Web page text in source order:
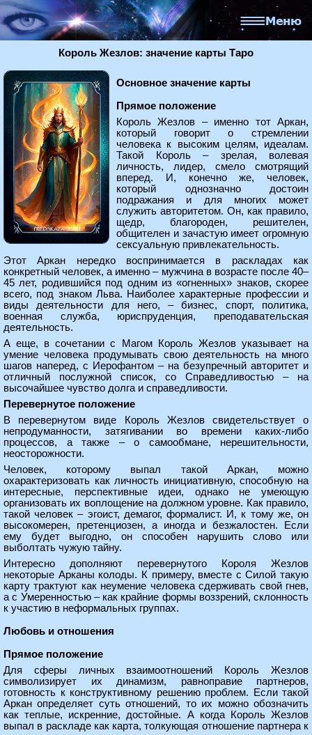
Король Жезлов: значение карты Таро
Основное значение карты
Прямое положение
Король Жезлов – именно тот Аркан,
который говорит о стремлении
человека к высоким целям, идеалам.
Такой Король – зрелая, волевая
личность, лидер, смело смотрящий
вперед. И, конечно же, человек,
который однозначно достоин
подражания и для многих может
служить авторитетом. Он, как правило,
щедр, благороден, решителен,
общителен и зачастую имеет огромную
сексуальную привлекательность.
Этот Аркан нередко воспринимается в раскладах как
конкретный человек, а именно – мужчина в возрасте после 40–
45 лет, родившийся под одним из «огненных» знаков, скорее
всего, под знаком Льва. Наиболее характерные профессии и
виды деятельности для него, – бизнес, спорт, политика,
военная служба, юриспруденция, преподавательская
деятельность.
А еще, в сочетании с Магом Король Жезлов указывает на
умение человека продумывать свою деятельность на много
шагов наперед, с Иерофантом – на безупречный авторитет и
отличный послужной список, со Справедливостью – на
высочайшее чувство долга и справедливости.
Перевернутое положение
В перевернутом виде Король Жезлов свидетельствует о
непродуманности, затягивании во времени каких-либо
процессов, а также – о самообмане, нерешительности,
неосторожности.
Человек, которому выпал такой Аркан, можно
охарактеризовать как личность инициативную, способную на
интересные, перспективные идеи, однако не умеющую
организовать их воплощение на должном уровне. Как правило,
такой человек – эгоист, демагог, формалист. И, к тому же, он
высокомерен, претенциозен, а иногда и безжалостен. Если
ему будет выгодно, он способен нарушить слово или
выболтать чужую тайну.
Интересно дополняют перевернутого Короля Жезлов
некоторые Арканы колоды. К примеру, вместе с Силой такую
карту трактуют как неумение человека сдерживать свой гнев,
а с Умеренностью – как крайние формы воззрений, склонность
к участию в неформальных группах.
Любовь и отношения
Прямое положение
Для сферы личных взаимоотношений Король Жезлов
символизирует их динамизм, равноправие партнеров,
готовность к конструктивному решению проблем. Если такой
Аркан определяет суть отношений, то их можно обозначить
как теплые, искренние, достойные. А когда Король Жезлов
выпал в раскладе как карта, толкующая отношение партнера к